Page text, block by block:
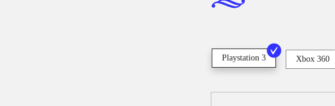
Playstation 3 Xbox 360